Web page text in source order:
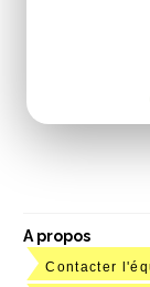
A propos
Contacter